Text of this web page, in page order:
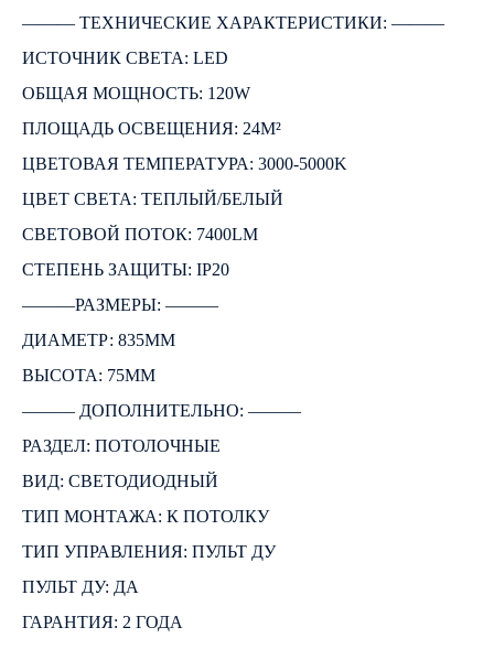
――― ТЕХНИЧЕСКИЕ ХАРАКТЕРИСТИКИ: ―――
ИСТОЧНИК СВЕТА: LED
ОБЩАЯ МОЩНОСТЬ: 120W
ПЛОЩАДЬ ОСВЕЩЕНИЯ: 24М²
ЦВЕТОВАЯ ТЕМПЕРАТУРА: 3000-5000K
ЦВЕТ СВЕТА: ТЕПЛЫЙ/БЕЛЫЙ
СВЕТОВОЙ ПОТОК: 7400LM
СТЕПЕНЬ ЗАЩИТЫ: IP20
―――РАЗМЕРЫ: ―――
ДИАМЕТР: 835ММ
ВЫСОТА: 75ММ
――― ДОПОЛНИТЕЛЬНО: ―――
РАЗДЕЛ: ПОТОЛОЧНЫЕ
ВИД: СВЕТОДИОДНЫЙ
ТИП МОНТАЖА: К ПОТОЛКУ
ТИП УПРАВЛЕНИЯ: ПУЛЬТ ДУ
ПУЛЬТ ДУ: ДА
ГАРАНТИЯ: 2 ГОДА